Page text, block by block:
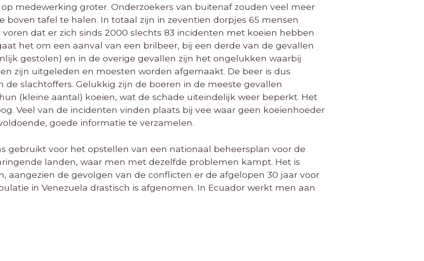
medewerking groter. Onderzoekers van buitenaf zouden veel meer
tafel te halen. In totaal zijn in zeventien dorpjes 65 mensen
dat er zich sinds 2000 slechts 83 incidenten met koeien hebben
het om een aanval van een brilbeer, bij een derde van de gevallen
gestolen) en in de overige gevallen zijn het ongelukken waarbij
zijn uitgeleden en moesten worden afgemaakt. De beer is dus
slachtoffers. Gelukkig zijn de boeren in de meeste gevallen
(kleine aantal) koeien, wat de schade uiteindelijk weer beperkt. Het
Veel van de incidenten vinden plaats bij vee waar geen koeienhoeder
goede informatie te verzamelen.
gebruikt voor het opstellen van een nationaal beheersplan voor de
landen, waar men met dezelfde problemen kampt. Het is
aangezien de gevolgen van de conflicten er de afgelopen 30 jaar voor
in Venezuela drastisch is afgenomen. In Ecuador werkt men aan